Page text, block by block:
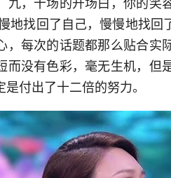
地找回了自己，慢慢地找回
，每次的话题都那么贴合实
而没有色彩，毫无生机，但
付出了十二倍的努力。